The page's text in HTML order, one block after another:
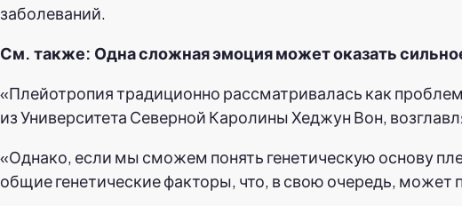
заболеваний.
См. также: Одна сложная эмоция может оказать
«Плейотропия традиционно рассматривалась как
из Университета Северной Каролины Хеджун Вон,
«Однако, если мы сможем понять генетическую основу
общие генетические факторы, что, в свою очередь,